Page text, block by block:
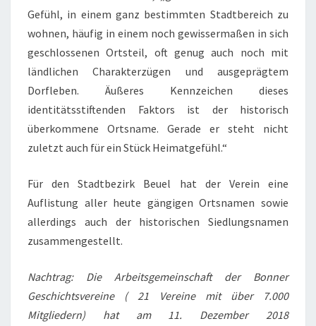
Gefühl, in einem ganz bestimmten Stadtbereich zu
wohnen, häufig in einem noch gewissermaßen in sich
geschlossenen Ortsteil, oft genug auch noch mit
ländlichen Charakterzügen und ausgeprägtem
Dorfleben. Äußeres Kennzeichen dieses
identitätsstiftenden Faktors ist der historisch
überkommene Ortsname. Gerade er steht nicht
zuletzt auch für ein Stück Heimatgefühl.“
Für den Stadtbezirk Beuel hat der Verein eine
Auflistung aller heute gängigen Ortsnamen sowie
allerdings auch der historischen Siedlungsnamen
zusammengestellt.
Nachtrag: Die Arbeitsgemeinschaft der Bonner
Geschichtsvereine ( 21 Vereine mit über 7.000
Mitgliedern) hat am 11. Dezember 2018